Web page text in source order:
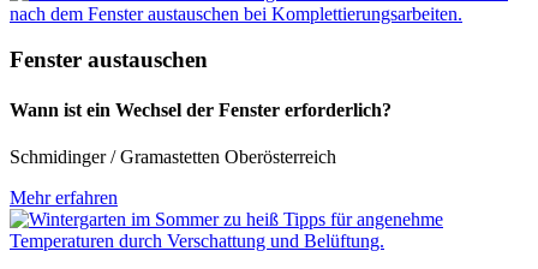
Fenster austauschen
Wann ist ein Wechsel der Fenster erforderlich?
Schmidinger / Gramastetten Oberösterreich
Mehr erfahren